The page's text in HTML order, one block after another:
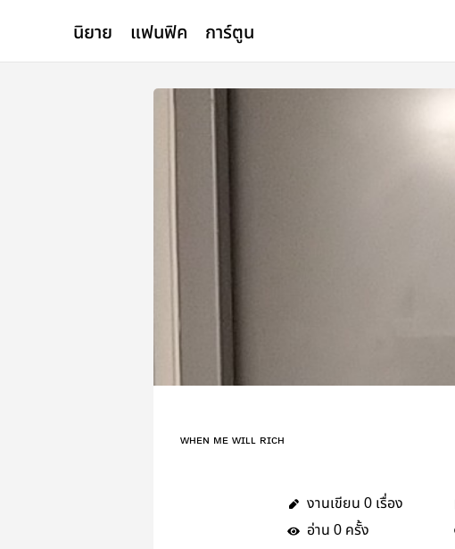
นิยาย แฟนฟิค การ์ตูน
ᴡʜᴇɴ ᴍᴇ ᴡɪʟʟ ʀɪᴄʜ
งานเขียน 0 เรื่อง
อ่าน 0 ครั้ง